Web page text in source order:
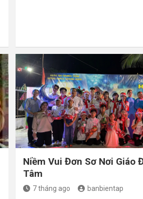
Niềm Vui Đơn Sơ Nơi Giáo
Tâm
7 tháng ago banbientap